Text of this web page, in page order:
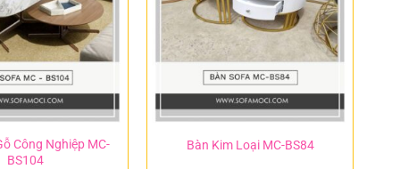
Công Nghiệp MC-
BS104
Bàn Kim Loại MC-BS84